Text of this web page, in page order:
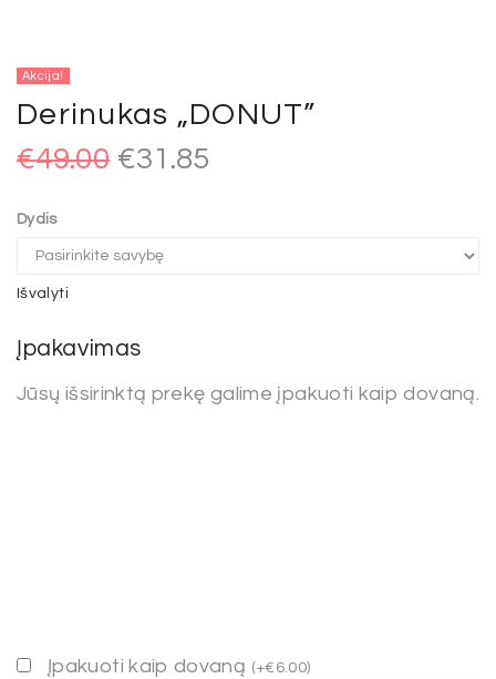
Akcija!
Derinukas „DONUT”
€49.00 €31.85
Dydis
Išvalyti
Įpakavimas
Jūsų išsirinktą prekę galime įpakuoti kaip dovaną.
Įpakuoti kaip dovaną (+€ 6.00)